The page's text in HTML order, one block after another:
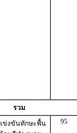
รวม
ข่งขันทักษะพื้น
95